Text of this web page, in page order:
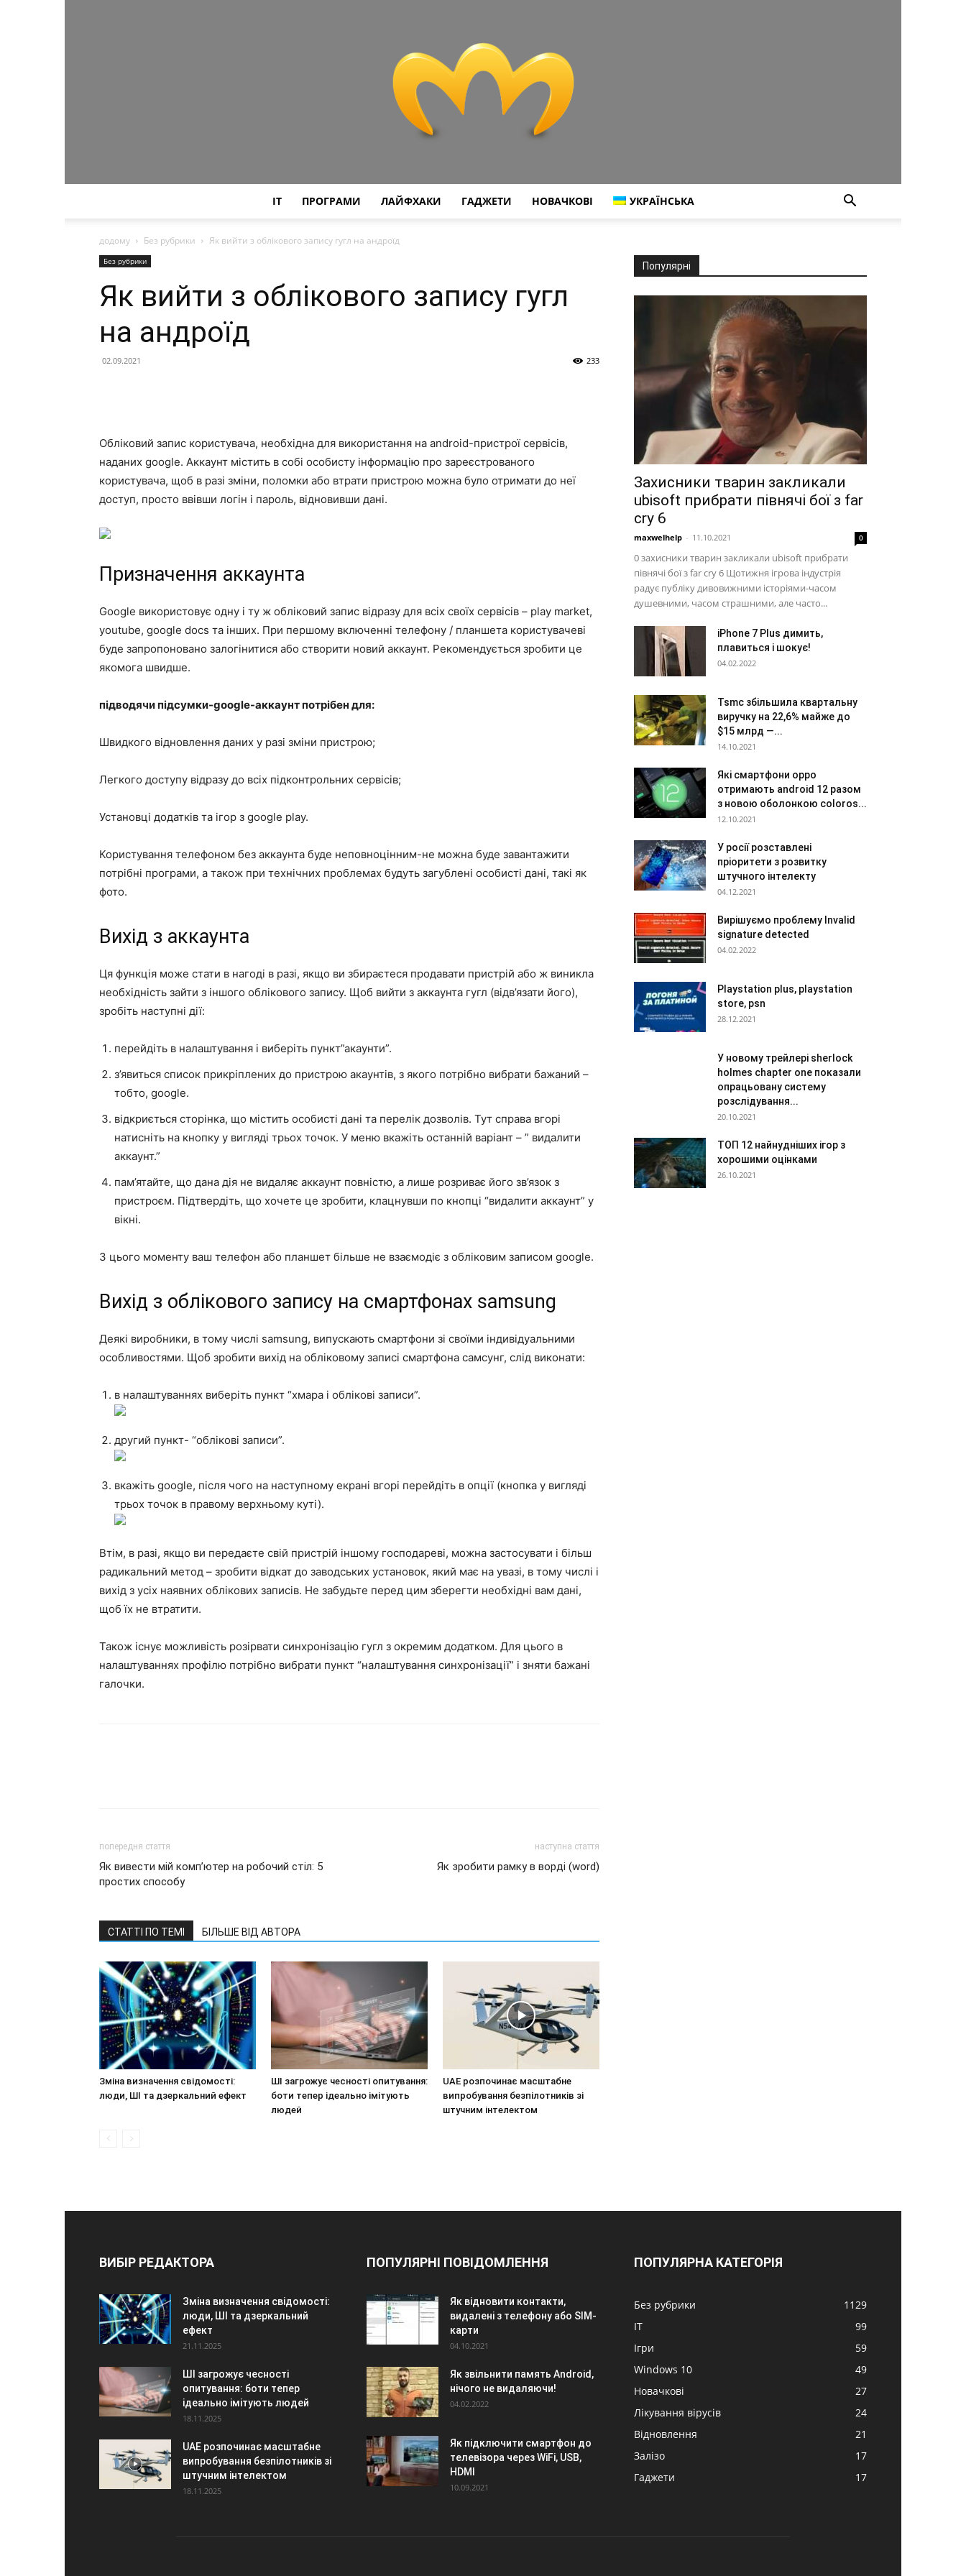
IT ПРОГРАМИ ЛАЙФХАКИ ГАДЖЕТИ НОВАЧКОВІ УКРАЇНСЬКА
додому Без рубрики Як вийти з облікового запису гугл на андроїд
Без рубрики
Як вийти з облікового запису гугл
на андроїд
02.09.2021 233
Обліковий запис користувача, необхідна для використання на android-пристрої сервісів,
наданих google. Аккаунт містить в собі особисту інформацію про зареєстрованого
користувача, щоб в разі зміни, поломки або втрати пристрою можна було отримати до неї
доступ, просто ввівши логін і пароль, відновивши дані.
Призначення аккаунта
Google використовує одну і ту ж обліковий запис відразу для всіх своїх сервісів – play market,
youtube, google docs та інших. При першому включенні телефону / планшета користувачеві
буде запропоновано залогінитися або створити новий аккаунт. Рекомендується зробити це
якомога швидше.
підводячи підсумки-google-аккаунт потрібен для:
Швидкого відновлення даних у разі зміни пристрою;
Легкого доступу відразу до всіх підконтрольних сервісів;
Установці додатків та ігор з google play.
Користування телефоном без аккаунта буде неповноцінним-не можна буде завантажити
потрібні програми, а також при технічних проблемах будуть загублені особисті дані, такі як
фото.
Вихід з аккаунта
Ця функція може стати в нагоді в разі, якщо ви збираєтеся продавати пристрій або ж виникла
необхідність зайти з іншого облікового запису. Щоб вийти з аккаунта гугл (відв’язати його),
зробіть наступні дії:
перейдіть в налаштування і виберіть пункт”акаунти”.
з’явиться список прикріплених до пристрою акаунтів, з якого потрібно вибрати бажаний –
тобто, google.
відкриється сторінка, що містить особисті дані та перелік дозволів. Тут справа вгорі
натисніть на кнопку у вигляді трьох точок. У меню вкажіть останній варіант – ” видалити
аккаунт.”
пам’ятайте, що дана дія не видаляє аккаунт повністю, а лише розриває його зв’язок з
пристроєм. Підтвердіть, що хочете це зробити, клацнувши по кнопці “видалити аккаунт” у
вікні.
З цього моменту ваш телефон або планшет більше не взаємодіє з обліковим записом google.
Вихід з облікового запису на смартфонах samsung
Деякі виробники, в тому числі samsung, випускають смартфони зі своїми індивідуальними
особливостями. Щоб зробити вихід на обліковому записі смартфона самсунг, слід виконати:
в налаштуваннях виберіть пункт “хмара і облікові записи”.
другий пункт- “облікові записи”.
вкажіть google, після чого на наступному екрані вгорі перейдіть в опції (кнопка у вигляді
трьох точок в правому верхньому куті).
Втім, в разі, якщо ви передаєте свій пристрій іншому господареві, можна застосувати і більш
радикальний метод – зробити відкат до заводських установок, який має на увазі, в тому числі і
вихід з усіх наявних облікових записів. Не забудьте перед цим зберегти необхідні вам дані,
щоб їх не втратити.
Також існує можливість розірвати синхронізацію гугл з окремим додатком. Для цього в
налаштуваннях профілю потрібно вибрати пункт “налаштування синхронізації” і зняти бажані
галочки.
попередня стаття
Як вивести мій комп’ютер на робочий стіл: 5
простих способу
наступна стаття
Як зробити рамку в ворді (word)
СТАТТІ ПО ТЕМІ БІЛЬШЕ ВІД АВТОРА
Зміна визначення свідомості:
люди, ШІ та дзеркальний ефект
ШІ загрожує чесності опитування:
боти тепер ідеально імітують
людей
UAE розпочинає масштабне
випробування безпілотників зі
штучним інтелектом
Популярні
Захисники тварин закликали
ubisoft прибрати півнячі бої з far
cry 6
maxwelhelp - 11.10.2021 0
0 захисники тварин закликали ubisoft прибрати
півнячі бої з far cry 6 Щотижня ігрова індустрія
радує публіку дивовижними історіями-часом
душевними, часом страшними, але часто...
iPhone 7 Plus димить,
плавиться і шокує!
04.02.2022
Tsmc збільшила квартальну
виручку на 22,6% майже до
$15 млрд —...
14.10.2021
Які смартфони oppo
отримають android 12 разом
з новою оболонкою coloros...
12.10.2021
У росії розставлені
пріоритети з розвитку
штучного інтелекту
04.12.2021
Вирішуємо проблему Invalid
signature detected
04.02.2022
Playstation plus, playstation
store, psn
28.12.2021
У новому трейлері sherlock
holmes chapter one показали
опрацьовану систему
розслідування...
20.10.2021
ТОП 12 найнудніших ігор з
хорошими оцінками
26.10.2021
ВИБІР РЕДАКТОРА
Зміна визначення свідомості:
люди, ШІ та дзеркальний
ефект
21.11.2025
ШІ загрожує чесності
опитування: боти тепер
ідеально імітують людей
18.11.2025
UAE розпочинає масштабне
випробування безпілотників зі
штучним інтелектом
18.11.2025
ПОПУЛЯРНІ ПОВІДОМЛЕННЯ
Як відновити контакти,
видалені з телефону або SIM-
карти
04.10.2021
Як звільнити память Android,
нічого не видаляючи!
04.02.2022
Як підключити смартфон до
телевізора через WiFi, USB,
HDMI
10.09.2021
ПОПУЛЯРНА КАТЕГОРІЯ
Без рубрики
1129
IT
99
Ігри
59
Windows 10
49
Новачкові
27
Лікування вірусів
24
Відновлення
21
Залізо
17
Гаджети
17